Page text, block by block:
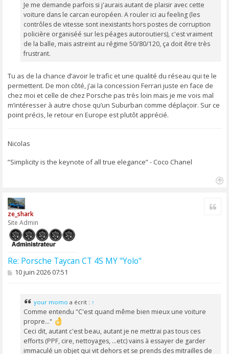
Je me demande parfois si j'aurais autant de plaisir avec cette
voiture dans le carcan européen. A rouler ici au feeling (les
contrôles de vitesse sont inexistants hors postes de corruption
policière organiséé sur les péages autoroutiers), c'est vraiment
de la balle, mais astreint au régime 50/80/120, ça doit être très
frustrant.
Tu as de la chance d’avoir le trafic et une qualité du réseau qui te le
permettent. De mon côté, j’ai la concession Ferrari juste en face de
chez moi et celle de chez Porsche pas très loin mais je me vois mal
m’intéresser à autre chose qu’un Suburban comme déplaçoir. Sur ce
point précis, le retour en Europe est plutôt apprécié.
Nicolas
”Simplicity is the keynote of all true elegance” - Coco Chanel
ze_shark
Site Admin
Re: Porsche Taycan CT 4S MY "Yolo"
M10 juin 2026 07:51
your momo a écrit : ↑
Comme entendu "C'est quand même bien mieux une voiture
propre..."
Ceci dit, autant c'est beau, autant je ne mettrai pas tous ces
efforts (PPF, cire, nettoyages, ...etc) vains à essayer de garder
immaculé un objet qui vit dehors et se prends des mitrailles de